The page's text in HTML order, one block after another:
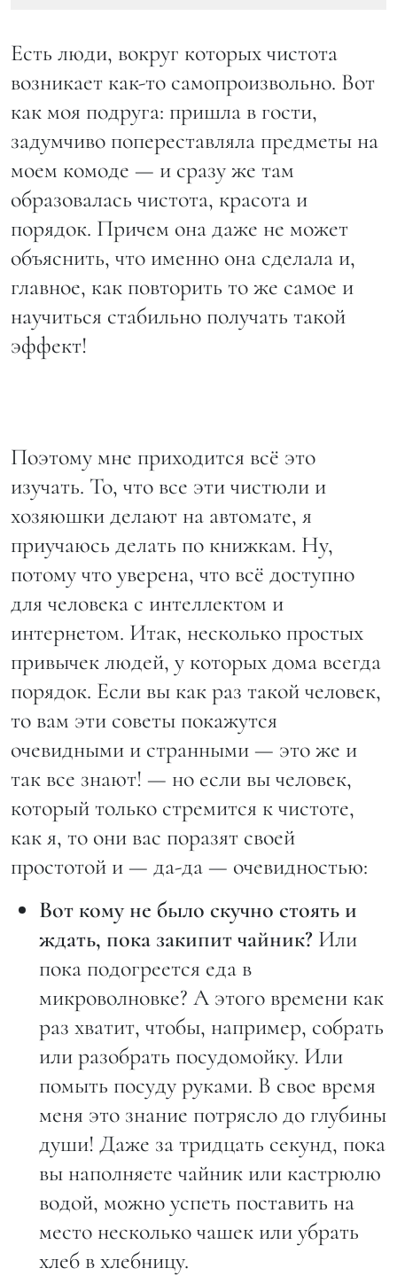
Есть люди, вокруг которых чистота
возникает как-то самопроизвольно. Вот
как моя подруга: пришла в гости,
задумчиво попереставляла предметы на
моем комоде — и сразу же там
образовалась чистота, красота и
порядок. Причем она даже не может
объяснить, что именно она сделала и,
главное, как повторить то же самое и
научиться стабильно получать такой
эффект!
Поэтому мне приходится всё это
изучать. То, что все эти чистюли и
хозяюшки делают на автомате, я
приучаюсь делать по книжкам. Ну,
потому что уверена, что всё доступно
для человека с интеллектом и
интернетом. Итак, несколько простых
привычек людей, у которых дома всегда
порядок. Если вы как раз такой человек,
то вам эти советы покажутся
очевидными и странными — это же и
так все знают! — но если вы человек,
который только стремится к чистоте,
как я, то они вас поразят своей
простотой и — да-да — очевидностью:
Вот кому не было скучно стоять и
ждать, пока закипит чайник? Или
пока подогреется еда в
микроволновке? А этого времени как
раз хватит, чтобы, например, собрать
или разобрать посудомойку. Или
помыть посуду руками. В свое время
меня это знание потрясло до глубины
души! Даже за тридцать секунд, пока
вы наполняете чайник или кастрюлю
водой, можно успеть поставить на
место несколько чашек или убрать
хлеб в хлебницу.